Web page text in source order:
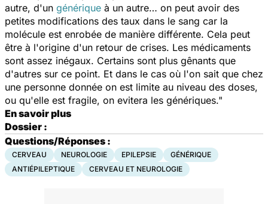
autre, d'un générique à un autre… on peut avoir des
petites modifications des taux dans le sang car la
molécule est enrobée de manière différente. Cela peut
être à l'origine d'un retour de crises. Les médicaments
sont assez inégaux. Certains sont plus gênants que
d'autres sur ce point. Et dans le cas où l'on sait que chez
une personne donnée on est limite au niveau des doses,
ou qu'elle est fragile, on evitera les génériques."
En savoir plus
Dossier :
Questions/Réponses :
CERVEAU NEUROLOGIE EPILEPSIE
GÉNÉRIQUE
ANTIÉPILEPTIQUE
CERVEAU ET NEUROLOGIE